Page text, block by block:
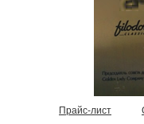
Прайс-лист